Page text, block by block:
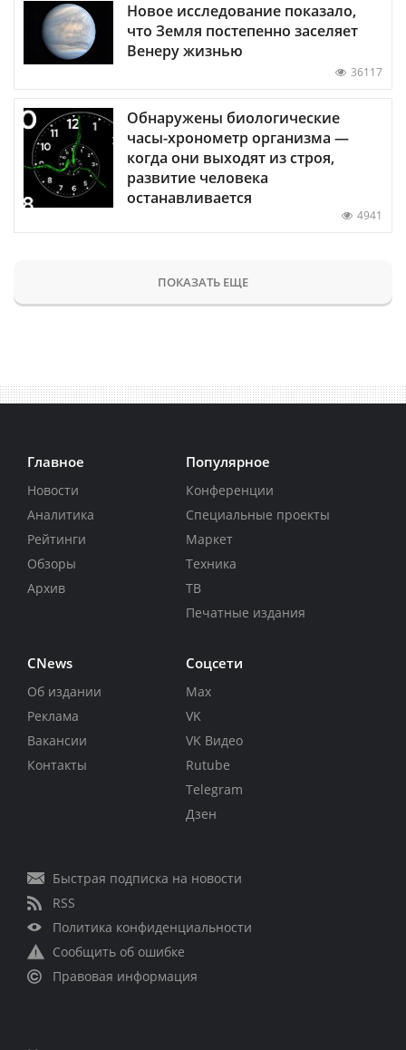
Новое исследование показало,
что Земля постепенно заселяет
Венеру жизнью
36117
Обнаружены биологические
часы-хронометр организма —
когда они выходят из строя,
развитие человека
останавливается
4941
ПОКАЗАТЬ ЕЩЕ
Главное
Новости
Аналитика
Рейтинги
Обзоры
Архив
Популярное
Конференции
Специальные проекты
Маркет
Техника
ТВ
Печатные издания
CNews
Об издании
Реклама
Вакансии
Контакты
Соцсети
Max
VK
VK Видео
Rutube
Telegram
Дзен
Быстрая подписка на новости
RSS
Политика конфиденциальности
Сообщить об ошибке
Правовая информация